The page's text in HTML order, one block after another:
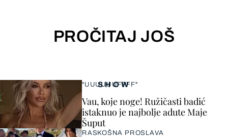
PROČITAJ JOŠ
SHOW
"UUUUUUFFFF"
Vau, koje noge! Ružičasti badić
istaknuo je najbolje adute Maje
Šuput
RASKOŠNA PROSLAVA